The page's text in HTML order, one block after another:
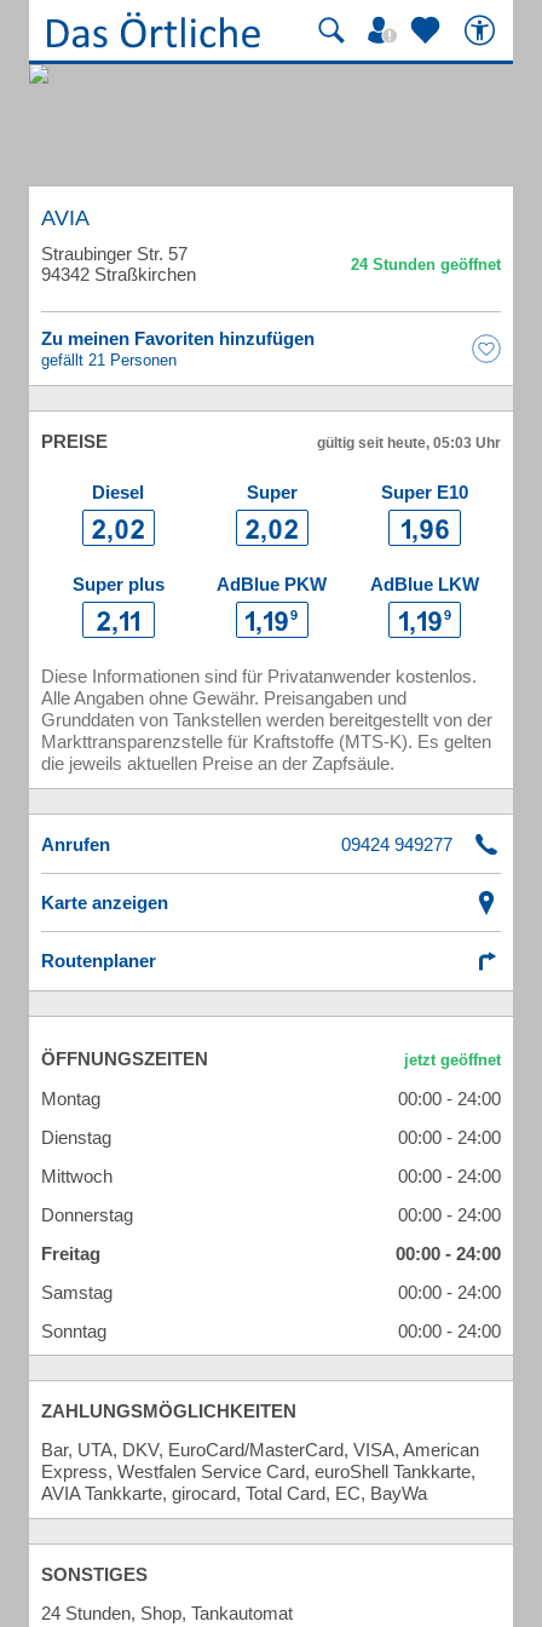
AVIA
Straubinger Str. 57
94342 Straßkirchen
Zu meinen Favoriten hinzufügen
gefällt 21 Personen
PREISE gültig seit heute, 05:03 Uhr
Diesel Super Super E10
Super plus AdBlue PKW AdBlue LKW
Diese Informationen sind für Privatanwender kostenlos.
Alle Angaben ohne Gewähr. Preisangaben und
Grunddaten von Tankstellen werden bereitgestellt von der
Markttransparenzstelle für Kraftstoffe (MTS-K). Es gelten
die jeweils aktuellen Preise an der Zapfsäule.
Anrufen
Karte anzeigen
Routenplaner
ÖFFNUNGSZEITEN
Montag
00:00 - 24:00
Dienstag
00:00 - 24:00
Mittwoch
00:00 - 24:00
Donnerstag
00:00 - 24:00
Freitag
00:00 - 24:00
Samstag
00:00 - 24:00
Sonntag
00:00 - 24:00
ZAHLUNGSMÖGLICHKEITEN
Bar, UTA, DKV, EuroCard/MasterCard, VISA, American
Express, Westfalen Service Card, euroShell Tankkarte,
AVIA Tankkarte, girocard, Total Card, EC, BayWa
SONSTIGES
24 Stunden, Shop, Tankautomat